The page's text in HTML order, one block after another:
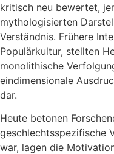
kritisch neu bewertet,
mythologisierten
Verständnis. Frühere
Populärkultur, stellten
monolithische
eindimensionale
dar.
Heute betonen
geschlechtsspezifische
war, lagen die